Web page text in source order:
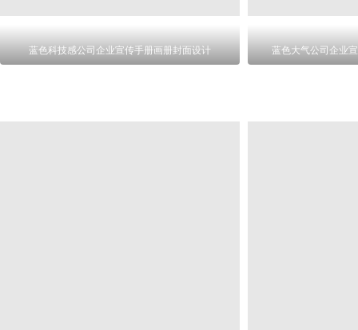
蓝色科技感公司企业宣传手册画册封面设计 蓝色大气公司企业